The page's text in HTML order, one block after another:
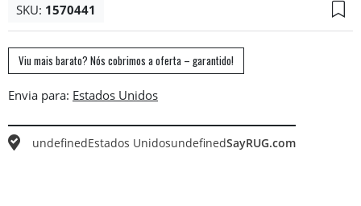
SKU: 1570441
Viu mais barato? Nós cobrimos a oferta – garantido!
Envia para:
undefinedEstados UnidosundefinedSayRUG.com